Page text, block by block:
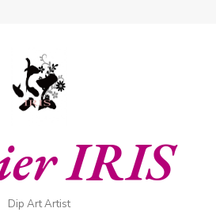
IRIS
Dip Art Artist